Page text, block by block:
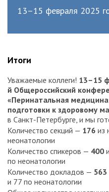
13–15 февраля 2025
Итоги
Уважаемые коллеги! 13–15
й Общероссийский
«Перинатальная
подготовки к здоровому
в Санкт-Петербурге, и мы
Количество секций — 176 из
неонатологии
Количество спикеров — 400
по неонатологии
Количество докладов — 563
и 77 по неонатологии